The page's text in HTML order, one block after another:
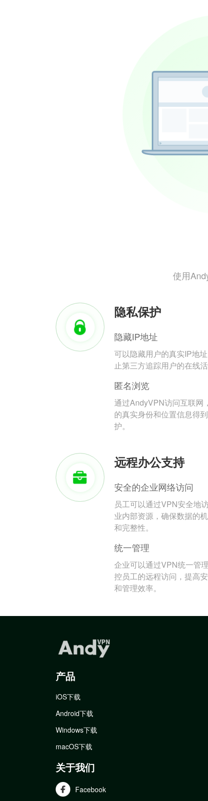
使用
隐私保护
隐藏IP地址
可以隐藏用户的真实IP地
止第三方追踪用户的在线活
匿名浏览
通过AndyVPN访问互联网
的真实身份和位置信息得
护。
远程办公支持
安全的企业网络访问
员工可以通过VPN安全地
业内部资源，确保数据的
和完整性。
统一管理
企业可以通过VPN统一管
控员工的远程访问，提高
和管理效率。
产品
iOS下载
Android下载
Windows下载
macOS下载
关于我们
Facebook